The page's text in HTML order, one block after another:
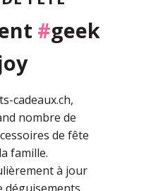
#geek
cadeaux.ch,
nombre de
de fête
famille.
à jour